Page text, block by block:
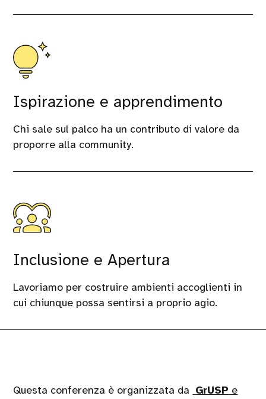
Ispirazione e apprendimento
Chi sale sul palco ha un contributo di valore da
proporre alla community.
Inclusione e Apertura
Lavoriamo per costruire ambienti accoglienti in
cui chiunque possa sentirsi a proprio agio.
Questa conferenza è organizzata da GrUSP e